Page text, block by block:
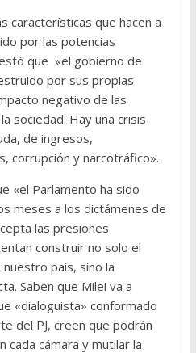
características que hacen a
por las potencias
que «el gobierno de
por sus propias
negativo de las
sociedad. Hay una crisis
de ingresos,
corrupción y narcotráfico».
«el Parlamento ha sido
meses a los dictámenes de
las presiones
construir no solo el
país, sino la
Saben que Milei va a
«dialoguista» conformado
del PJ, creen que podrán
cada cámara y mutilar la